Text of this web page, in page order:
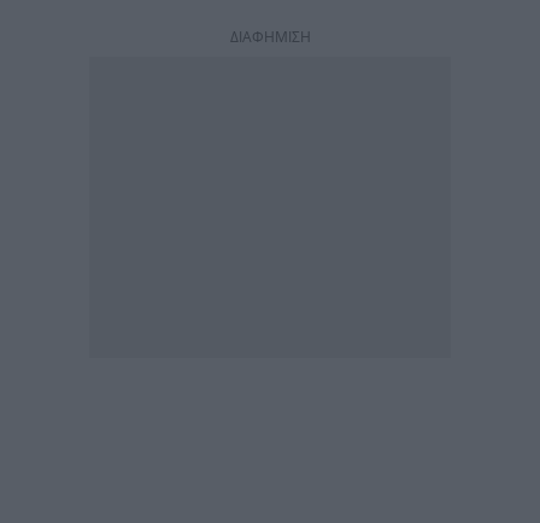
ΔΙΑΦΗΜΙΣΗ